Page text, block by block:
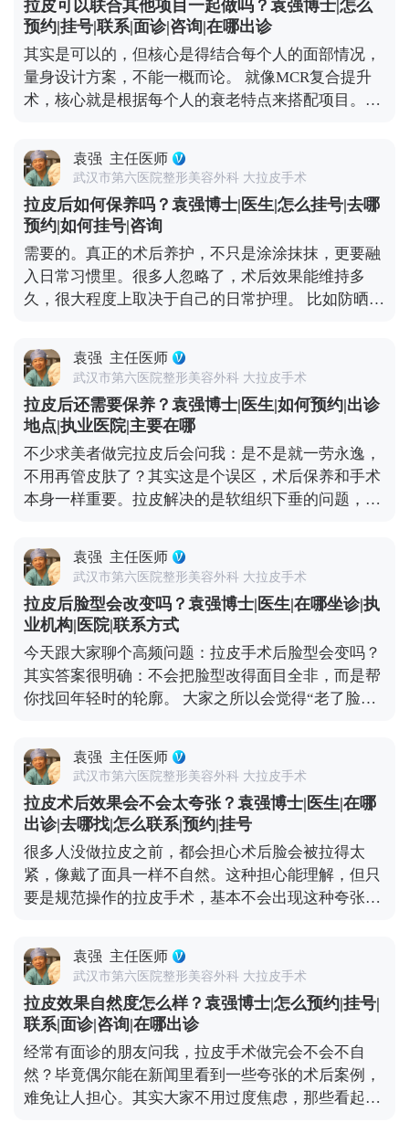
喝酒，辛辣食物、海鲜和牛羊肉这些“发物”也先忌
口，饮食清淡软烂一些。出院后可以散散步，但一个
月内别做跑步、游泳、力量训练这些剧烈运动，避免
影响伤口愈合。 总的来说，只要选对医生、做好护
理，拉皮切口愈合大多都很理想，不用过度焦虑。 想
体平台（公众号、百家号、小红薯）预约面诊，详细
了解。
拉皮可以联合其他项目一起做吗？袁强博士|怎么
预约|挂号|联系|面诊|咨询|在哪出诊
其实是可以的，但核心是得结合每个人的面部情况，
量身设计方案，不能一概而论。 就像MCR复合提升
术，核心就是根据每个人的衰老特点来搭配项目。拉
很明显，比如上眼皮松、眼角往下掉，或者眼袋突
出，这种时候单做拉皮就不够全面了。 所以要是眼周
问题突出，拉皮的时候可以考虑联合提眉、双眼皮或
者祛眼袋手术。比如提眉能顺便改善眉形和上眼皮松
弛，祛眼袋分内路和外路，内路适合单纯脂肪膨出
的，外路适合皮肤也松的。至于是不是要一起做，得
看具体的面部条件和想要的效果。 不过有个小建议，
要是时间充裕，分阶段做会更稳妥。先做拉皮把整体
再针对性调整眼周，这样最终效果会更协调自然。 想
知道更多关于MCR复合提升术的问题，可以去官方媒
体平台（公众号、百家号、小红薯）预约面诊，详细
了解。
袁强 主任医师
武汉市第六医院整形美容外科 大拉皮手术
拉皮后如何保养吗？袁强博士|医生|怎么挂号|去哪
预约|如何挂号|咨询
需要的。真正的术后养护，不只是涂涂抹抹，更要融
入日常习惯里。很多人忽略了，术后效果能维持多
久，很大程度上取决于自己的日常护理。 比如防晒，
元凶，术后如果不做好防晒，不仅容易出现色素沉
着，还会加速胶原分解，让皮肤提前松弛。还有作息
和饮食，长期熬夜、吃太多甜食，会让皮肤炎症加
重、氧化加快，不仅容易暗沉，还可能让松弛问题复
发。 另外，表情管理也很关键。虽然术后表情会慢慢
恢复自然，但过度夸张的表情会反复牵拉皮肤，就算
打了除皱针，也需要自己多注意收敛。还有一点很重
要，要定期回访医生，根据皮肤的恢复状态调整保养
态拉回一个好的起点，后续的健康生活习惯，才是维
持年轻态的核心。你对皮肤用心，它自然会给你好的
反馈。 想知道更多关于MCR复合提升术的问题，可
以去官方媒体平台（公众号、百家号、小红薯）预约
面诊，详细了解。
袁强 主任医师
武汉市第六医院整形美容外科 大拉皮手术
拉皮后还需要保养？袁强博士|医生|如何预约|出诊
地点|执业医院|主要在哪
不少求美者做完拉皮后会问我：是不是就一劳永逸，
不用再管皮肤了？其实这是个误区，术后保养和手术
本身一样重要。拉皮解决的是软组织下垂的问题，但
感。 手术能帮我们把面部组织复位到好的状态，但皮
肤的自然衰老过程并没有停止。比如术后皮肤可能会
出现角质层变薄、胶原流失的情况，这就需要日常做
好维护。建议大家术后用温和的护肤品，重点做好保
湿和防晒，要是皮肤含水量不够，也可以在医生指导
下配合水光针这类轻医美项目，提升皮肤弹性。 另
外，动态纹的管理也不能忽视。皱眉、大笑带来的动
态纹，时间久了会变成静态纹。定期在医生评估后打
像是抗衰的“基础工程”，帮你搭好紧致的框架，后续
的保养就是填想知道更多关于MCR复合提升术的问
题，可以去官方媒体平台（公众号、百家号、小红
薯）预约面诊，详细了解。充细节，这样才能让年轻
状态维持得更久。
袁强 主任医师
武汉市第六医院整形美容外科 大拉皮手术
拉皮后脸型会改变吗？袁强博士|医生|在哪坐诊|执
业机构|医院|联系方式
今天跟大家聊个高频问题：拉皮手术后脸型会变吗？
其实答案很明确：不会把脸型改得面目全非，而是帮
你找回年轻时的轮廓。 大家之所以会觉得“老了脸型
下移——比如苹果肌往下掉、法令纹变深、下颌线模
糊，看起来脸变宽变垮。拉皮手术的作用，就是把这
些移位的组织复位到年轻时的位置，让松弛的轮廓重
新变紧致。 就像我做拉皮时，会通过精准剥离后把这
些深层组织复位固定，再去掉多余的松弛皮肤。术后
你还是你，只是脸上的垮感消失了，线条更利落，看
起来更精神。当然，如果术前本身有轻微的面部不对
称，我们会在复位时做微调，但核心原则是尊重你的
是“重塑脸型”，目的是让你找回曾经的自己。 想知道
更多关于MCR复合提升术的问题，可以去官方媒体平
台（公众号、百家号、小红薯）预约面诊，详细了
解。
袁强 主任医师
武汉市第六医院整形美容外科 大拉皮手术
拉皮术后效果会不会太夸张？袁强博士|医生|在哪
出诊|去哪找|怎么联系|预约|挂号
很多人没做拉皮之前，都会担心术后脸会被拉得太
紧，像戴了面具一样不自然。这种担心能理解，但只
要是规范操作的拉皮手术，基本不会出现这种夸张情
条回到年轻时的紧致状态，而不是盲目地“往上提”。
比如MCR复合提升术中，就会做多层次的精细化处
理，不只是拉皮肤，还会对深层的筋膜和脂肪垫进行
复位，让整个面部组织协调回归原位。这样操作下
来，不会出现“吊梢眼”“脸绷得发亮”的情况，反而会
让轮廓更清晰，神态更柔和。 效果自然与否，医生的
审美和技术很关键。我们会根据每个人的面部骨骼和
软组织情况做个性化方案，避免过度切除皮肤或过度
袁强 主任医师
武汉市第六医院整形美容外科 大拉皮手术
拉皮效果自然度怎么样？袁强博士|怎么预约|挂号|
联系|面诊|咨询|在哪出诊
经常有面诊的朋友问我，拉皮手术做完会不会不自
然？毕竟偶尔能在新闻里看到一些夸张的术后案例，
难免让人担心。其实大家不用过度焦虑，那些看起来